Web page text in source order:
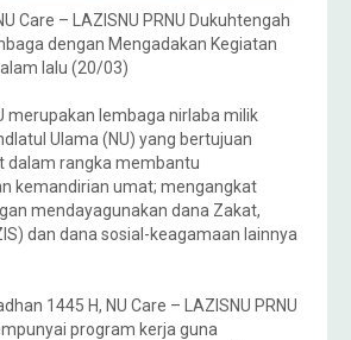
Care – LAZISNU PRNU Dukuhtengah
dengan Mengadakan Kegiatan
lalu (20/03)
merupakan lembaga nirlaba milik
Ulama (NU) yang bertujuan
dalam rangka membantu
kemandirian umat; mengangkat
mendayagunakan dana Zakat,
dan dana sosial-keagamaan lainnya
1445 H, NU Care – LAZISNU PRNU
program kerja guna